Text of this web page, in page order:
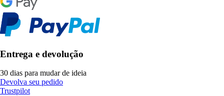
Entrega e devolução
30 dias para mudar de ideia
Devolva seu pedido
Trustpilot